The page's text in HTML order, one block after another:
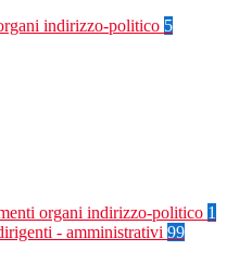
indirizzo-politico 5
organi indirizzo-politico 1
- amministrativi 99